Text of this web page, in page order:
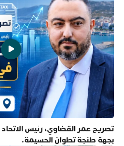
تصريح عمر القضاوي، رئيس
بجهة طنجة تطوان الحسيمة.